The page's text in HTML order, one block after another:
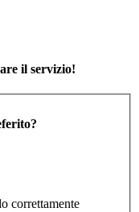
il servizio!
correttamente